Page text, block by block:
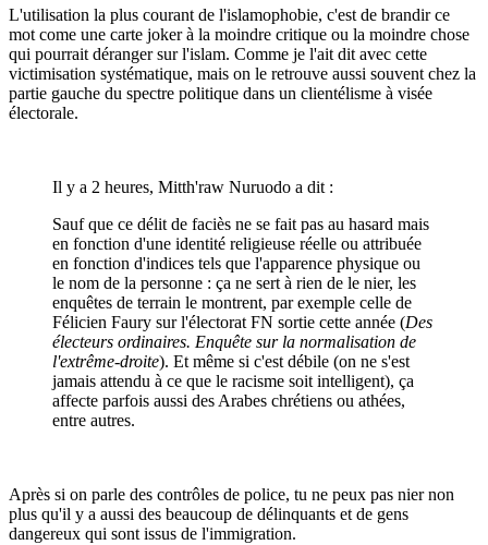
L'utilisation la plus courant de l'islamophobie, c'est de brandir ce
mot come une carte joker à la moindre critique ou la moindre chose
qui pourrait déranger sur l'islam. Comme je l'ait dit avec cette
victimisation systématique, mais on le retrouve aussi souvent chez la
partie gauche du spectre politique dans un clientélisme à visée
électorale.
Il y a 2 heures, Mitth'raw Nuruodo a dit :
Sauf que ce délit de faciès ne se fait pas au hasard mais
en fonction d'une identité religieuse réelle ou attribuée
en fonction d'indices tels que l'apparence physique ou
le nom de la personne : ça ne sert à rien de le nier, les
enquêtes de terrain le montrent, par exemple celle de
Félicien Faury sur l'électorat FN sortie cette année (Des
électeurs ordinaires. Enquête sur la normalisation de
l'extrême-droite). Et même si c'est débile (on ne s'est
jamais attendu à ce que le racisme soit intelligent), ça
affecte parfois aussi des Arabes chrétiens ou athées,
entre autres.
Après si on parle des contrôles de police, tu ne peux pas nier non
plus qu'il y a aussi des beaucoup de délinquants et de gens
dangereux qui sont issus de l'immigration.